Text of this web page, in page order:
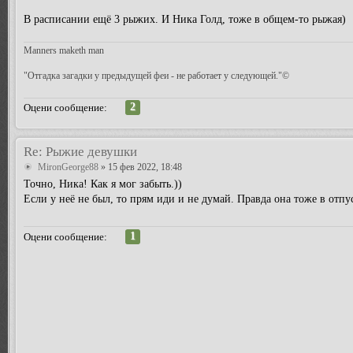
В расписании ещё 3 рыжих. И Ника Голд, тоже в общем-то рыжая)
Manners maketh man
"Отгадка загадки у предыдущей феи - не работает у следующей."©
Оцени сообщение: 2
Re: Рыжие девушки
MironGeorge88 » 15 фев 2022, 18:48
Точно, Ника! Как я мог забыть.))
Если у неё не был, то прям иди и не думай. Правда она тоже в
Оцени сообщение: 1